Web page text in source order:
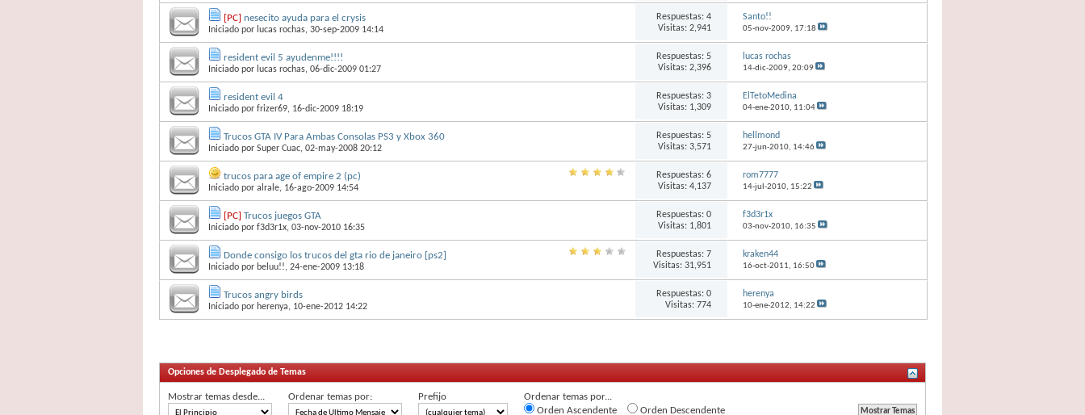
[PC] nesecito ayuda para el crysis
Iniciado por lucas rochas, 30-sep-2009 14:14
Respuestas: 4
Visitas: 2,941
Santo!!
05-nov-2009, 17:18
resident evil 5 ayudenme!!!!
Iniciado por lucas rochas, 06-dic-2009 01:27
Respuestas: 5
Visitas: 2,396
lucas rochas
14-dic-2009, 20:09
resident evil 4
Iniciado por frizer69, 16-dic-2009 18:19
Respuestas: 3
Visitas: 1,309
ElTetoMedina
04-ene-2010, 11:04
Trucos GTA IV Para Ambas Consolas PS3 y Xbox 360
Iniciado por Super Cuac, 02-may-2008 20:12
Respuestas: 5
Visitas: 3,571
hellmond
27-jun-2010, 14:46
trucos para age of empire 2 (pc)
Iniciado por alrale, 16-ago-2009 14:54
Respuestas: 6
Visitas: 4,137
rom7777
14-jul-2010, 15:22
[PC] Trucos juegos GTA
Iniciado por f3d3r1x, 03-nov-2010 16:35
Respuestas: 0
Visitas: 1,801
f3d3r1x
03-nov-2010, 16:35
Donde consigo los trucos del gta rio de janeiro [ps2]
Iniciado por beluu!!, 24-ene-2009 13:18
Respuestas: 7
Visitas: 31,951
kraken44
16-oct-2011, 16:50
Trucos angry birds
Iniciado por herenya, 10-ene-2012 14:22
Respuestas: 0
Visitas: 774
herenya
10-ene-2012, 14:22
Opciones de Desplegado de Temas
Mostrar temas desde... Ordenar temas por: Prefijo
Ordenar temas por...
Orden Ascendente
Orden Descendente